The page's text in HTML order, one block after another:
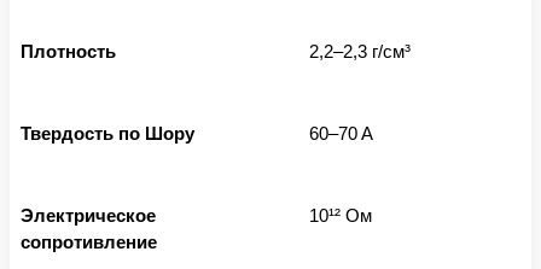
Плотность 2,2–2,3 г/см³
Твердость по Шору 60–70 A
Электрическое
сопротивление
10¹² Ом